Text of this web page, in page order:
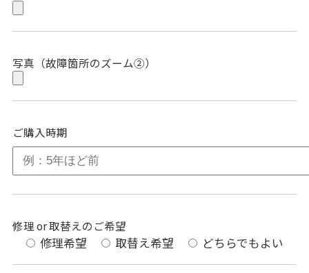
写真（故障箇所のズーム②）
ご購入時期
修理 or 取替えのご希望
修理希望 取替え希望 どちらでもよい